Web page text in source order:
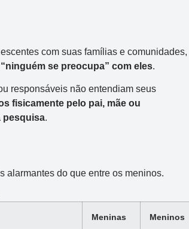
com suas famílias e comunidades,
se preocupa” com eles.
responsáveis não entendiam seus
fisicamente pelo pai, mãe ou
pesquisa.
alarmantes do que entre os meninos.
Meninas Meninos
3041
16 21 24 31 43 54